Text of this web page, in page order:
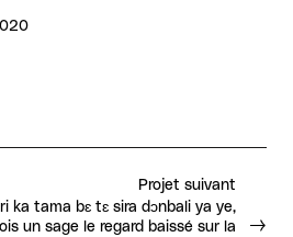
Projet suivant
ka tama bɛ tɛ sira dɔnbali ya ye,
un sage le regard baissé sur la